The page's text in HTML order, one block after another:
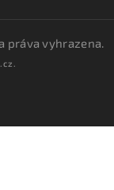
práva vyhrazena.